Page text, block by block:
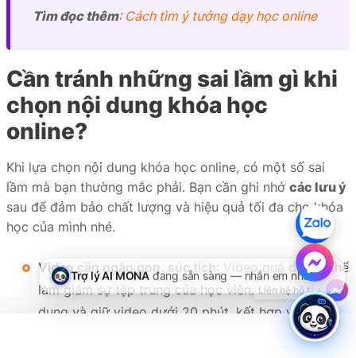
Tìm đọc thêm: Cách tìm ý tưởng dạy học online
Cần tránh những sai lầm gì khi
chọn nội dung khóa học
online?
Khi lựa chọn nội dung khóa học online, có một số sai
lầm mà bạn thường mắc phải. Bạn cần ghi nhớ các lưu ý
sau để đảm bảo chất lượng và hiệu quả tối đa cho khóa
học của mình nhé.
Video cần ngắn gọn, súc tích : Video quá dài có thể
làm giảm sự tập trung của học viên. Hãy tối ưu nội
dung và giữ video dưới 20 phút, kết hợp với hiệu
ứng hấp dẫn, chất lượng âm thanh và hình ảnh để